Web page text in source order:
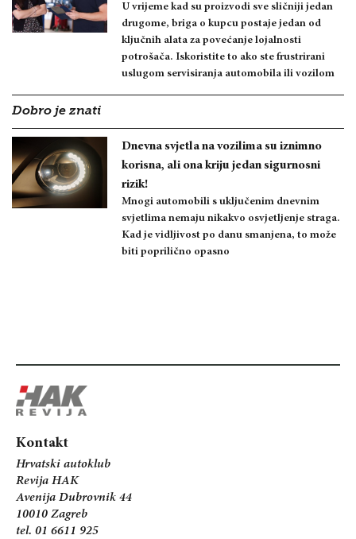
U vrijeme kad su proizvodi sve sličniji jedan
drugome, briga o kupcu postaje jedan od
ključnih alata za povećanje lojalnosti
potrošača. Iskoristite to ako ste frustrirani
uslugom servisiranja automobila ili vozilom
Dobro je znati
Dnevna svjetla na vozilima su iznimno
korisna, ali ona kriju jedan sigurnosni
rizik!
Mnogi automobili s uključenim dnevnim
svjetlima nemaju nikakvo osvjetljenje straga.
Kad je vidljivost po danu smanjena, to može
biti poprilično opasno
Kontakt
Hrvatski autoklub
Revija HAK
Avenija Dubrovnik 44
10010 Zagreb
tel. 01 6611 925